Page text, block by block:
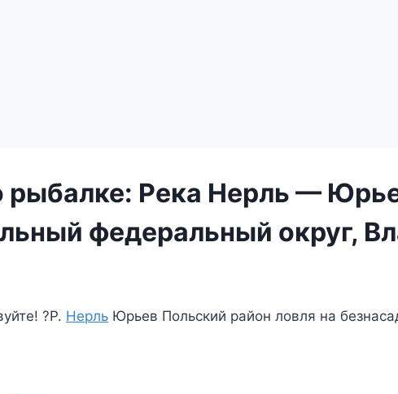
рыбалке: Река Нерль —
федеральный округ,
?Р. Нерль Юрьев Польский район ловля на